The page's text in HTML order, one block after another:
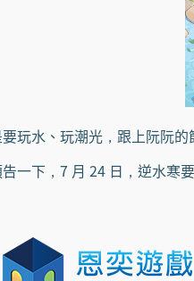
水、玩潮光，跟上阮阮的
下，7 月 24 日，逆水寒要